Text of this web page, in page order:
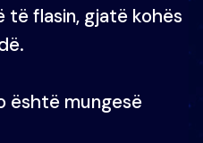
të flasin, gjatë kohës
është mungesë